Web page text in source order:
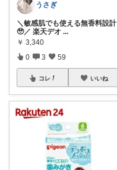
うさぎ‪
＼敏感肌でも使える無香料設計
🥹／ 楽天デオ ...
￥ 3,340
0 3 59
コレ いいね